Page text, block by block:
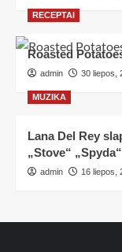
RECEPTAI
Roasted
admin 30 liepos,
MUZIKA
Lana Del Rey
„Stove“ „Spyda“
admin 16 liepos,